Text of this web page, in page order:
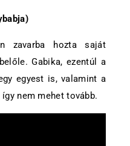
zavarba hozta saját
Gabika, ezentúl a
egyest is, valamint a
nem mehet tovább.